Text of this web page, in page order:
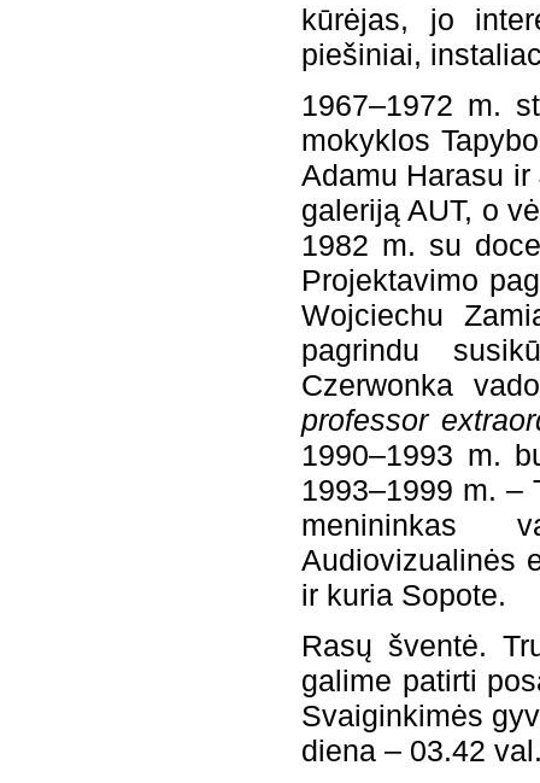
kūrėjas, jo
piešiniai,
1967–1972 m.
mokyklos
Adamu Harasu ir
galeriją AUT, o
1982 m. su
Projektavimo
Wojciechu
pagrindu
Czerwonka
professor
1990–1993 m.
1993–1999 m. –
menininkas
Audiovizualinės
ir kuria Sopote.
Rasų šventė.
galime patirti
Svaiginkimės
diena – 03.42